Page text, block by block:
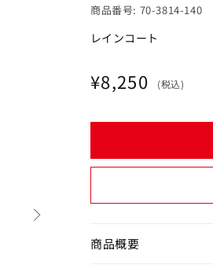
商品番号: 70-3814-140
レインコート
通
価
¥8,250 (税込)
カートに追加
カートに追加
商品概要